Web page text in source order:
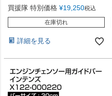
買援隊 特別価格 ¥19,250税込
在庫切れ
詳細を見る